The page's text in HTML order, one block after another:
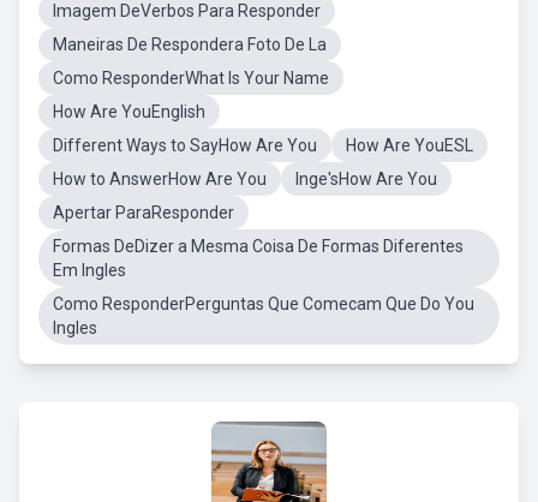
Imagem DeVerbos Para Responder
Maneiras De Respondera Foto De La
Como ResponderWhat Is Your Name
How Are YouEnglish
Different Ways to SayHow Are You
How Are YouESL
How to AnswerHow Are You
Inge'sHow Are You
Apertar ParaResponder
Formas DeDizer a Mesma Coisa De Formas Diferentes
Em Ingles
Como ResponderPerguntas Que Comecam Que Do You
Ingles